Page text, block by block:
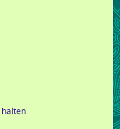
halten